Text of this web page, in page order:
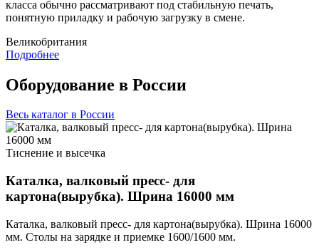
класса обычно рассматривают под стабильную печать,
понятную приладку и рабочую загрузку в смене.
Великобритания
Подробнее
Оборудование в России
Весь каталог в России
Тиснение и высечка
Каталка, валковый пресс- для
картона(вырубка). Шрина 16000 мм
Каталка, валковый пресс- для картона(вырубка). Шрина 16000
мм. Столы на зарядке и приемке 1600/1600 мм.